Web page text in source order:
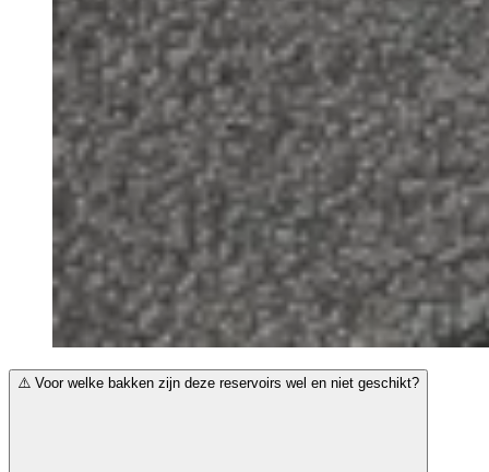
⚠️ Voor welke bakken zijn deze reservoirs wel en niet geschikt?